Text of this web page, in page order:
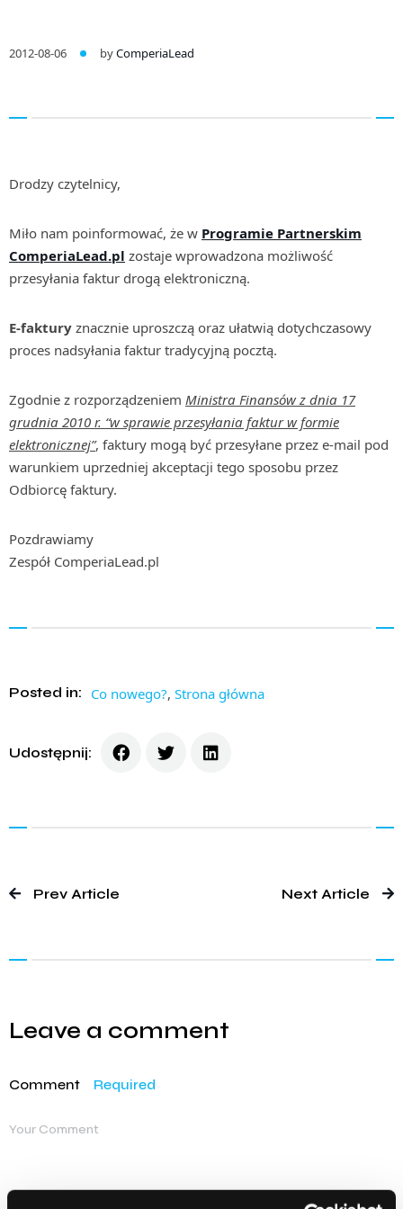
2012-08-06 byComperiaLead
Drodzy czytelnicy,
Miło nam poinformować, że w Programie Partnerskim
ComperiaLead.pl zostaje wprowadzona możliwość
przesyłania faktur drogą elektroniczną.
E-faktury znacznie uproszczą oraz ułatwią dotychczasowy
proces nadsyłania faktur tradycyjną pocztą.
Zgodnie z rozporządzeniem Ministra Finansów z dnia 17
grudnia 2010 r. “w sprawie przesyłania faktur w formie
elektronicznej”, faktury mogą być przesyłane przez e-mail pod
warunkiem uprzedniej akceptacji tego sposobu przez
Odbiorcę faktury.
Pozdrawiamy
Zespół ComperiaLead.pl
Posted in: Co nowego?, Strona główna
Udostępnij:
Prev Article Next Article
Leave a comment
Comment Required